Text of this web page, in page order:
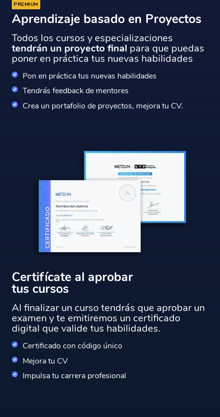
PREMIUM
Aprendizaje basado en Proyectos
Todos los cursos y especializaciones
tendrán un proyecto final para que puedas
poner en práctica tus nuevas habilidades
Pon en práctica tus nuevas habilidades
Tendrás feedback de mentores
Crea un portafolio de proyectos, mejora tu CV.
Certifícate al aprobar
tus cursos
Al finalizar un curso tendrás que aprobar un
examen y te emitiremos un certificado
digital que valide tus habilidades.
Certificado con código único
Mejora tu CV
Impulsa tu carrera profesional